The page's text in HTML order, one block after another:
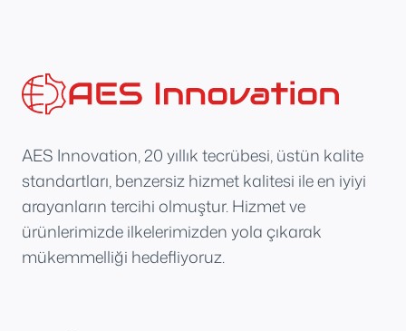
AES Innovation, 20 yıllık tecrübesi, üstün kalite
standartları, benzersiz hizmet kalitesi ile en iyiyi
arayanların tercihi olmuştur. Hizmet ve
ürünlerimizde ilkelerimizden yola çıkarak
mükemmelliği hedefliyoruz.